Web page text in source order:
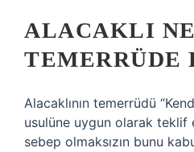
ALACAKLI
TEMERRÜDE
Alacaklının temerrüdü
usulüne uygun olarak teklif
sebep olmaksızın bunu